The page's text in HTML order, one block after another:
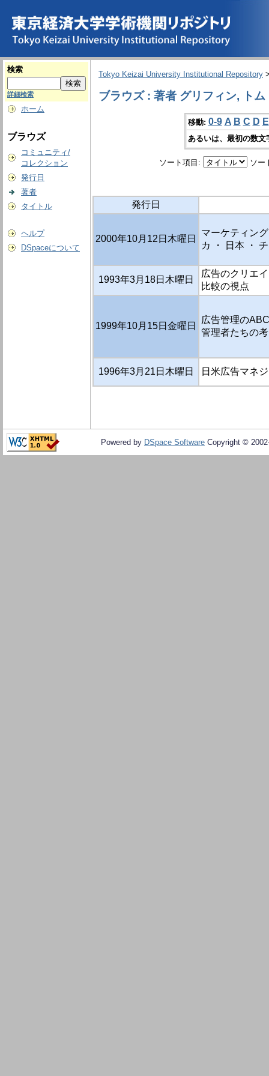
検索
詳細検索
ホーム
ブラウズ
コミュニティ/
コレクション
発行日
著者
タイトル
ヘルプ
DSpaceについて
Tokyo Keizai University Institutional Repository
ブラウズ : 著者 グリフィン, トム
移動: 0-9 A B C D E
あるいは、最初の数
ソート項目: ソー
発行日
2000年10月12日木曜日
マーケティン
カ ・ 日本 ・
1993年3月18日木曜日
広告のクリエ
比較の視点
1999年10月15日金曜日
広告管理の
管理者たちの
1996年3月21日木曜日 日米広告マネ
Powered by DSpace Software Copyright ©